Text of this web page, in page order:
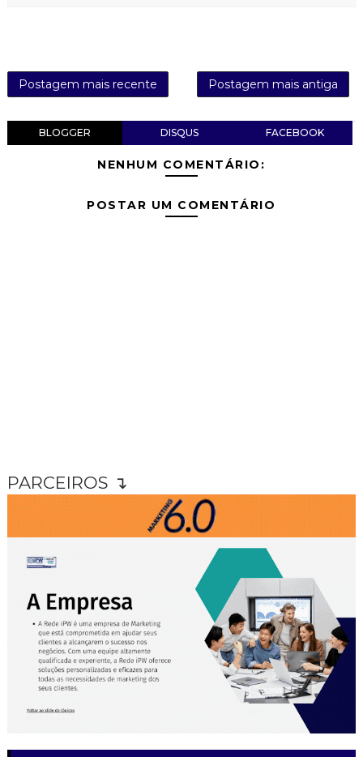
Postagem mais recente Postagem mais antiga
BLOGGER DISQUS FACEBOOK
NENHUM COMENTÁRIO:
POSTAR UM COMENTÁRIO
PARCEIROS ↴